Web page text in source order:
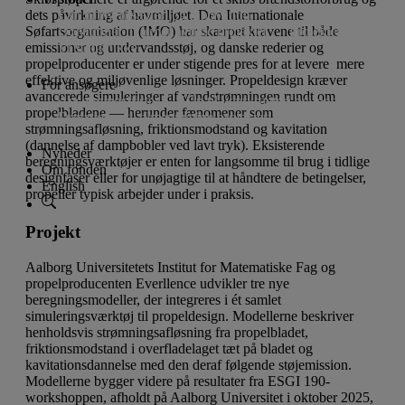
Lån til iværksætteri og innovation
Donationer til almennyttige projekter
Projekter
Vi støtter ikke
For ansøgere
Ansøgningsfrister
Lån til iværksætteri og innovation
Donationer til almennyttige projekter
Nyheder
Om fonden
English
dets påvirkning af havmiljøet. Den Internationale
Søfartsorganisation (IMO) har skærpet kravene til både
emissioner og undervandsstøj, og danske rederier og
propelproducenter er under stigende pres for at levere mere
effektive og miljøvenlige løsninger. Propeldesign kræver
avancerede simuleringer af vandstrømningen rundt om
propelbladene — herunder fænomener som
strømningsafløsning, friktionsmodstand og kavitation
(dannelse af dampbobler ved lavt tryk). Eksisterende
beregningsværktøjer er enten for langsomme til brug i tidlige
designfaser eller for unøjagtige til at håndtere de betingelser,
propeller typisk arbejder under i praksis.
Projekt
Aalborg Universitetets Institut for Matematiske Fag og
propelproducenten Everllence udvikler tre nye
beregningsmodeller, der integreres i ét samlet
simuleringsværktøj til propeldesign. Modellerne beskriver
henholdsvis strømningsafløsning fra propelbladet,
friktionsmodstand i overfladelaget tæt på bladet og
kavitationsdannelse med den deraf følgende støjemission.
Modellerne bygger videre på resultater fra ESGI 190-
workshoppen, afholdt på Aalborg Universitet i oktober 2025,